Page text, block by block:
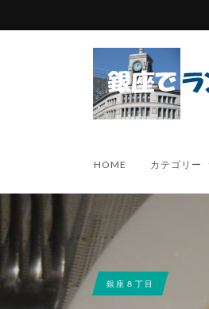
HOME カテゴリー
銀座８丁目